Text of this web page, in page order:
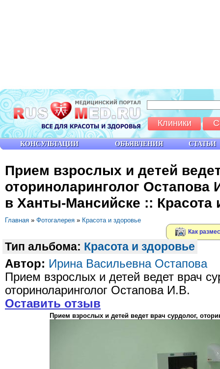
Прием взрослых и детей
оториноларинголог Остапова
в Ханты-Мансийске :: Красота
Главная » Фотогалерея » Красота и здоровье
Как
Тип альбома: Красота и здоровье
Автор: Ирина Васильевна Остапова
Прием взрослых и детей ведет врач
оториноларинголог Остапова И.В.
Оставить отзыв
Прием взрослых и детей ведет врач сурдолог,
КОНСУЛЬТАЦИИ ОБЪЯВЛЕНИЯ СТАТЬИ
Клиники